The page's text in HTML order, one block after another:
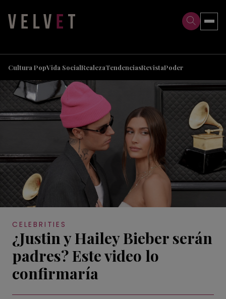
Cultura PopVida SocialRealezaTendenciasRevistaPoder
CELEBRITIES
¿Justin y Hailey Bieber serán
padres? Este video lo
confirmaría